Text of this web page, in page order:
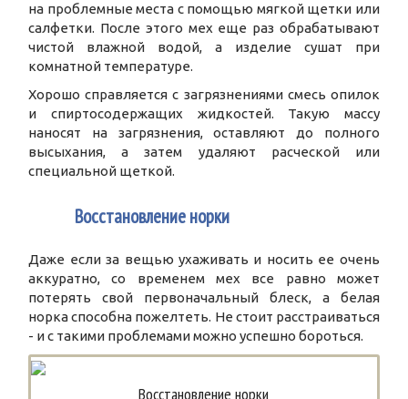
на проблемные места с помощью мягкой щетки или
салфетки. После этого мех еще раз обрабатывают
чистой влажной водой, а изделие сушат при
комнатной температуре.
Хорошо справляется с загрязнениями смесь опилок
и спиртосодержащих жидкостей. Такую массу
наносят на загрязнения, оставляют до полного
высыхания, а затем удаляют расческой или
специальной щеткой.
Восстановление норки
Даже если за вещью ухаживать и носить ее очень
аккуратно, со временем мех все равно может
потерять свой первоначальный блеск, а белая
норка способна пожелтеть. Не стоит расстраиваться
- и с такими проблемами можно успешно бороться.
Восстановление норки